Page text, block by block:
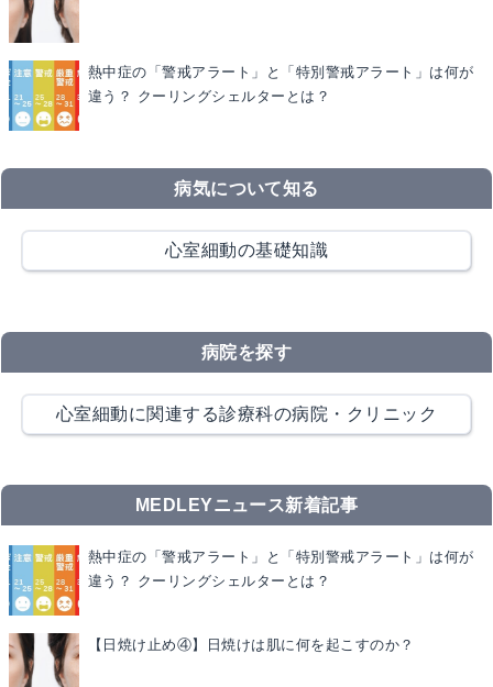
熱中症の「警戒アラート」と「特別警戒アラート」は何が
違う？ クーリングシェルターとは？
病気について知る
心室細動の基礎知識
病院を探す
心室細動に関連する診療科の病院・クリニック
MEDLEYニュース新着記事
熱中症の「警戒アラート」と「特別警戒アラート」は何が
違う？ クーリングシェルターとは？
【日焼け止め④】日焼けは肌に何を起こすのか？